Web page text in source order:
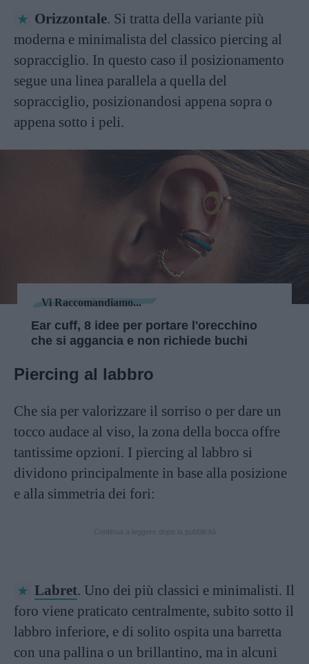
Orizzontale. Si tratta della variante più
moderna e minimalista del classico piercing al
sopracciglio. In questo caso il posizionamento
segue una linea parallela a quella del
sopracciglio, posizionandosi appena sopra o
appena sotto i peli.
Vi Raccomandiamo...
Ear cuff, 8 idee per portare l'orecchino
che si aggancia e non richiede buchi
Piercing al labbro
Che sia per valorizzare il sorriso o per dare un
tocco audace al viso, la zona della bocca offre
tantissime opzioni. I piercing al labbro si
dividono principalmente in base alla posizione
e alla simmetria dei fori:
Labret. Uno dei più classici e minimalisti. Il
foro viene praticato centralmente, subito sotto il
labbro inferiore, e di solito ospita una barretta
con una pallina o un brillantino, ma in alcuni